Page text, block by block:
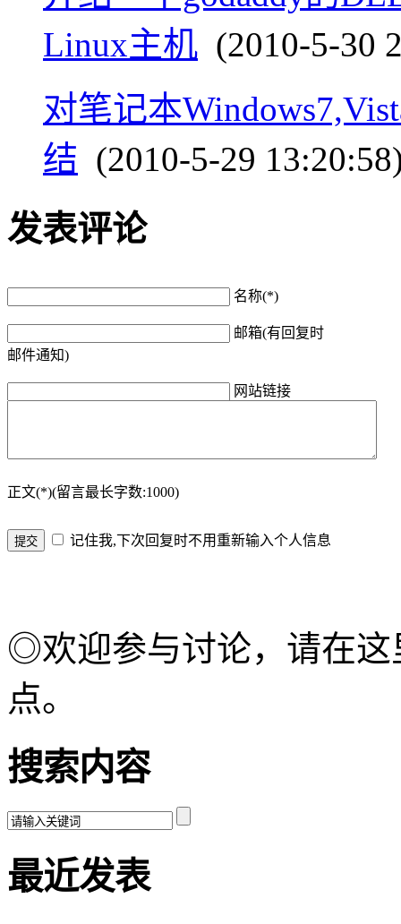
Linux主机 (2010-5-30
对笔记本
结 (2010-5-29
发表评论
名称(*)
邮箱(有回复时
邮件通知)
网站链接
正文(*)(留言最长字数:1000)
记住我,下次回复时不用重新输入个人信息
◎欢迎参与讨论，请在这
点。
搜索内容
最近发表